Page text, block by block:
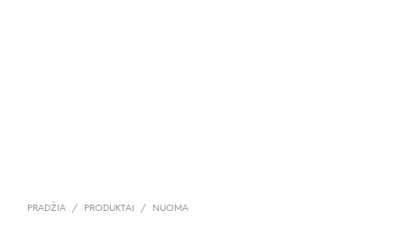
PRADŽIA / PRODUKTAI / NUOMA